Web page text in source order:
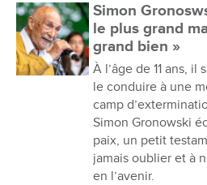
Simon
le plus grand
grand bien »
À l’âge de 11 ans,
le conduire à une
camp
Simon Gronowski
paix, un petit
jamais oublier et à
en l’avenir.